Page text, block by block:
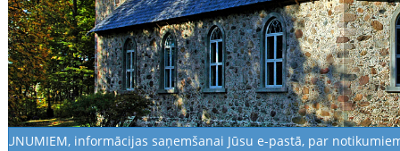
informācijas saņemšanai Jūsu e-pastā, par notikumiem